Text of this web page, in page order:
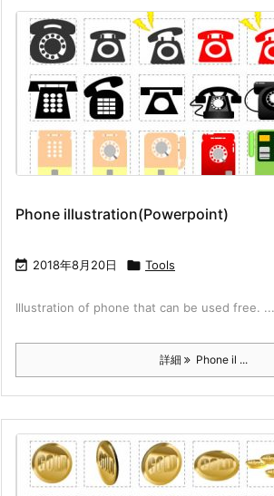
Phone illustration(Powerpoint)
 2018年8月20日  Tools
Illustration of phone that can be used free. ...
詳細 Phone il ...